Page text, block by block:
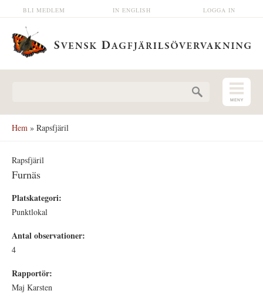
Hoppa till huvudinnehåll LOGGA IN
IN ENGLISH
BLI MEDLEM
Hem » Rapsfjäril
Rapsfjäril
Furnäs
Platskategori:
Punktlokal
Antal observationer:
4
Rapportör:
Maj Karsten